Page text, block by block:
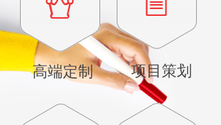
项目策划
高端定制